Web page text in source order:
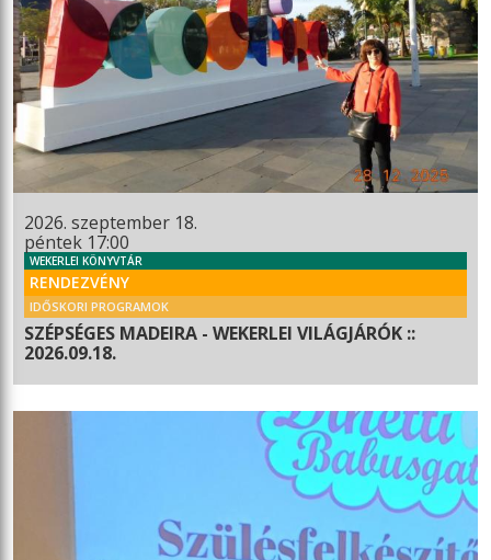
2026. szeptember 18.
péntek 17:00
WEKERLEI KÖNYVTÁR
RENDEZVÉNY
IDŐSKORI PROGRAMOK
SZÉPSÉGES MADEIRA - WEKERLEI VILÁGJÁRÓK ::
2026.09.18.